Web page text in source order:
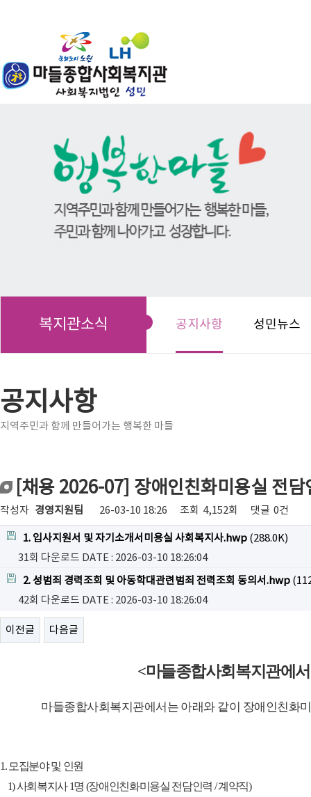
복지관소식 공지사항 성민뉴스
공지사항
지역주민과 함께 만들어가는 행복한 마들
[채용 2026-07] 장애인친화미용실 전담
작성자 경영지원팀 26-03-10 18:26 조회 4,152회 댓글 0건
1. 입사지원서 및 자기소개서미용실 사회복지사.hwp (288.0K)
31회 다운로드 DATE : 2026-03-10 18:26:04
2. 성범죄 경력조회 및 아동학대관련범죄 전력조회 동의서.hwp
42회 다운로드 DATE : 2026-03-10 18:26:04
이전글 다음글
<마들종합사회복지관에
마들종합사회복지관에서는 아래와 같이 장애인친화
1.모집분야 및 인원
1)사회복지사1명 (장애인친화미용실 전담인력 /계약직)